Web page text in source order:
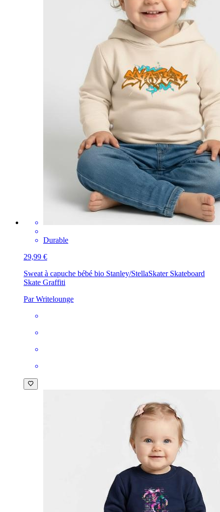
Durable
29,99 €
Sweat à capuche bébé bio Stanley/StellaSkater Skateboard
Skate Graffiti
Par Writelounge